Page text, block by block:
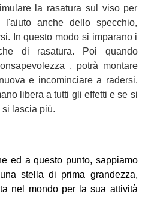
la rasatura sul viso per
anche dello specchio,
In questo modo si imparano i
di rasatura. Poi quando
, potrà montare
e incominciare a radersi.
libera a tutti gli effetti e se si
lascia più.
ed a questo punto, sappiamo
stella di prima grandezza,
nel mondo per la sua attività